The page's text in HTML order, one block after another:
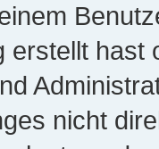
erstellt
nicht